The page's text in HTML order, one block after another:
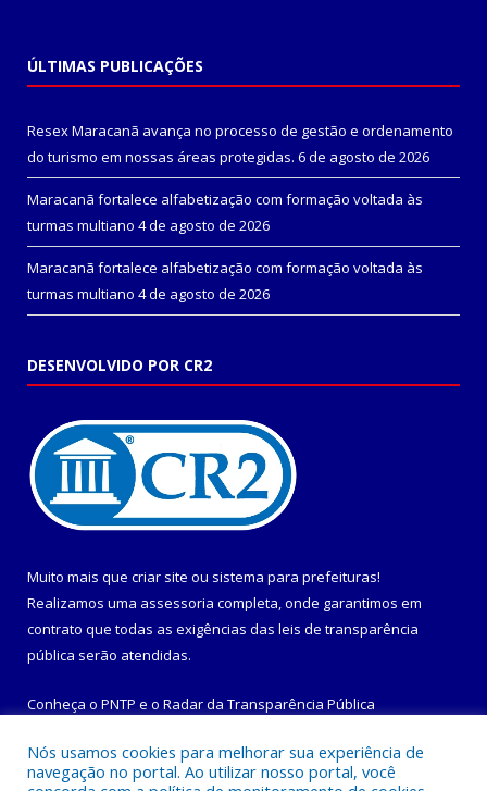
ÚLTIMAS PUBLICAÇÕES
Resex Maracanã avança no processo de gestão e ordenamento
do turismo em nossas áreas protegidas. 6 de agosto de 2026
Maracanã fortalece alfabetização com formação voltada às
turmas multiano 4 de agosto de 2026
Maracanã fortalece alfabetização com formação voltada às
turmas multiano 4 de agosto de 2026
DESENVOLVIDO POR CR2
Muito mais que criar site ou sistema para prefeituras!
Realizamos uma assessoria completa, onde garantimos em
contrato que todas as exigências das leis de transparência
pública serão atendidas.
Conheça o PNTP e o Radar da Transparência Pública
Nós usamos cookies para melhorar sua experiência de
navegação no portal. Ao utilizar nosso portal, você